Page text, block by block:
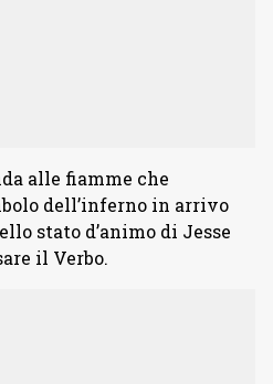
alle fiamme che
dell’inferno in arrivo
stato d’animo di Jesse
il Verbo.